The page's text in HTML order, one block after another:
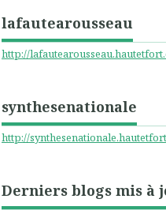
lafautearousseau
http://
synthesenationale
http://
Derniers blogs mis à